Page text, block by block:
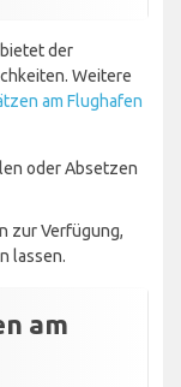
der
Weitere
am Flughafen
oder Absetzen
zur Verfügung,
lassen.
am